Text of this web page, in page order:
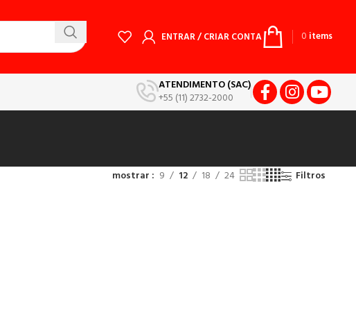
ENTRAR / CRIAR CONTA 0 items
ATENDIMENTO (SAC)
+55 (11) 2732-2000
mostrar 9 12 18 24 Filtros